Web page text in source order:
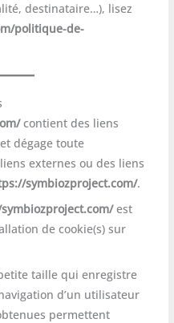
destinataire…), lisez
politique-de-
contient des liens
dégage toute
externes ou des liens
symbiozproject.com/.
est
de cookie(s) sur
taille qui enregistre
d’un utilisateur
permettent